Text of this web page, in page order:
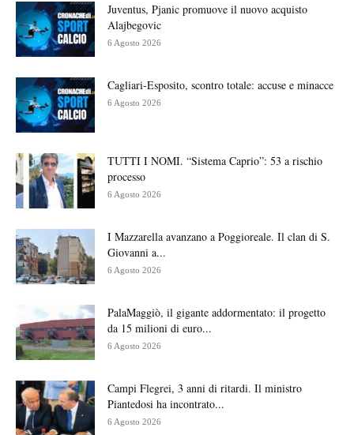
Juventus, Pjanic promuove il nuovo acquisto
Alajbegovic
6 Agosto 2026
Cagliari-Esposito, scontro totale: accuse e minacce
6 Agosto 2026
TUTTI I NOMI. “Sistema Caprio”: 53 a rischio
processo
6 Agosto 2026
I Mazzarella avanzano a Poggioreale. Il clan di S.
Giovanni a...
6 Agosto 2026
PalaMaggiò, il gigante addormentato: il progetto
da 15 milioni di euro...
6 Agosto 2026
Campi Flegrei, 3 anni di ritardi. Il ministro
Piantedosi ha incontrato...
6 Agosto 2026